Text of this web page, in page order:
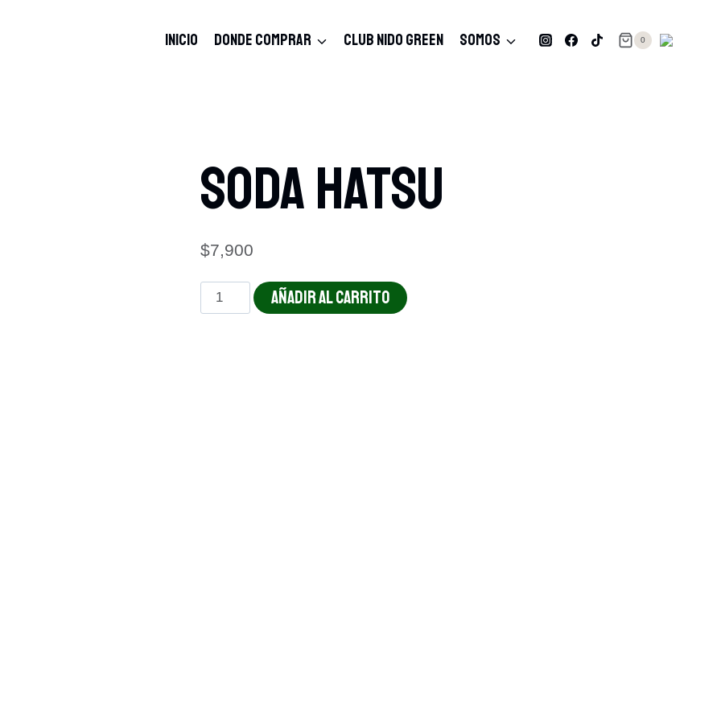
INICIO DONDE COMPRAR CLUB NIDO GREEN SOMOS 0
Soda Hatsu
$7,900
Soda
Hatsu
AÑADIR AL CARRITO